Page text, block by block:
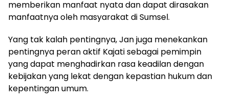
memberikan manfaat nyata dan dapat dirasakan
manfaatnya oleh masyarakat di Sumsel.
Yang tak kalah pentingnya, Jan juga menekankan
pentingnya peran aktif Kajati sebagai pemimpin
yang dapat menghadirkan rasa keadilan dengan
kebijakan yang lekat dengan kepastian hukum dan
kepentingan umum.